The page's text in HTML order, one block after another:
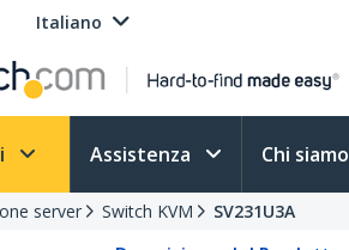
Italiano
Assistenza Chi siamo
server Switch KVM SV231U3A